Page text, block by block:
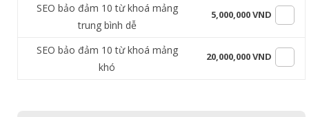
SEO bảo đảm 10 từ khoá mảng
trung bình dễ
5,000,000 VND
SEO bảo đảm 10 từ khoá mảng
khó
20,000,000 VND